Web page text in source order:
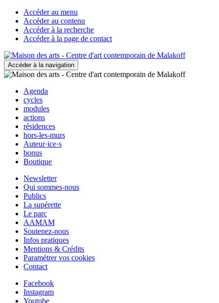
Accéder au menu
Accéder au contenu
Accéder à la recherche
Accéder à la page de contact
Accéder à la navigation
Agenda
cycles
modules
actions
résidences
hors-les-murs
Auteur·ice·s
bonus
Boutique
Newsletter
Qui sommes-nous
Publics
La supérette
Le parc
AAMAM
Soutenez-nous
Infos pratiques
Mentions & Crédits
Paramétrer vos cookies
Contact
Facebook
Instagram
Youtube